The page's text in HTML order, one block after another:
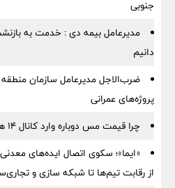
جنوبی
مدیرعامل بیمه دی : خدمت به
دانیم
ضرب‌الاجل مدیرعامل سازمان منطقه
پروژه‌های عمرانی
چرا قیمت مس دوباره وارد کانال ۱۴ هزار دلار شد
«ایما»؛ سکوی اتصال ایده‌های
از رقابت تیم‌ها تا شبکه سازی و